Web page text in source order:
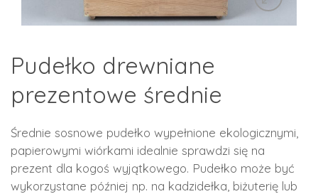
Pudełko drewniane
prezentowe średnie
Średnie sosnowe pudełko wypełnione ekologicznymi,
papierowymi wiórkami idealnie sprawdzi się na
prezent dla kogoś wyjątkowego. Pudełko może być
wykorzystane później np. na kadzidełka, biżuterię lub